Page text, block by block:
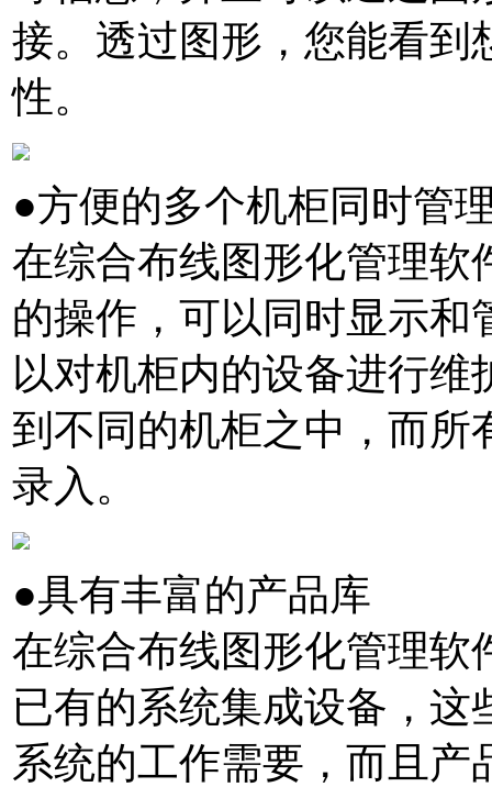
接。透过图形，您能看到
性。
●方便的多个机柜同时管
在综合布线图形化管理软
的操作，可以同时显示和
以对机柜内的设备进行
到不同的机柜之中，而所
录入。
●具有丰富的产品库
在综合布线图形化管理软
已有的系统集成设备，
系统的工作需要，而且